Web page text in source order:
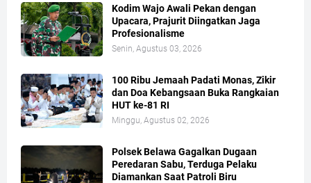
Kodim Wajo Awali Pekan dengan
Upacara, Prajurit Diingatkan Jaga
Profesionalisme
Senin, Agustus 03, 2026
100 Ribu Jemaah Padati Monas, Zikir
dan Doa Kebangsaan Buka Rangkaian
HUT ke-81 RI
Minggu, Agustus 02, 2026
Polsek Belawa Gagalkan Dugaan
Peredaran Sabu, Terduga Pelaku
Diamankan Saat Patroli Biru